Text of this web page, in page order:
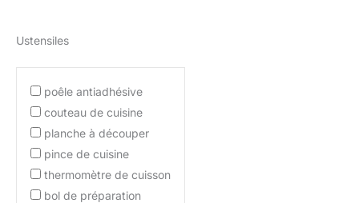
Ustensiles
poêle antiadhésive
couteau de cuisine
planche à découper
pince de cuisine
thermomètre de cuisson
bol de préparation